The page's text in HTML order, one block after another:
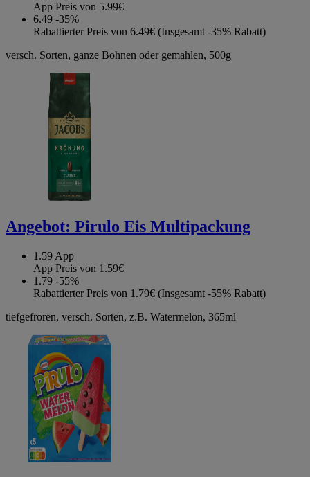
App Preis von 5.99€
6.49 -35%
Rabattierter Preis von 6.49€ (Insgesamt -35% Rabatt)
versch. Sorten, ganze Bohnen oder gemahlen, 500g
Angebot: Pirulo Eis Multipackung
1.59 App
App Preis von 1.59€
1.79 -55%
Rabattierter Preis von 1.79€ (Insgesamt -55% Rabatt)
tiefgefroren, versch. Sorten, z.B. Watermelon, 365ml